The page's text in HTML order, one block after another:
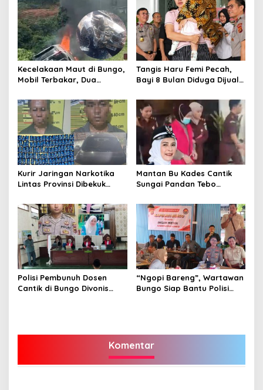
Kecelakaan Maut di Bungo,
Mobil Terbakar, Dua
Tempat
Tangis Haru Femi Pecah,
Bayi 8 Bulan Diduga Dijual
Akhirnya Kembali
Kurir Jaringan Narkotika
Lintas Provinsi Dibekuk
Mantan Bu Kades Cantik
Sungai Pandan Tebo
Milyar
Polisi Pembunuh Dosen
Cantik di Bungo Divonis
“Ngopi Bareng”, Wartawan
Bungo Siap Bantu Polisi
Komentar